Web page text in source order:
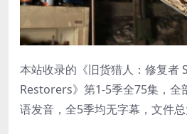
本站收录的《旧货猎人：修复者
Restorers》第1-5季全75集，全
语发音，全5季均无字幕，文件